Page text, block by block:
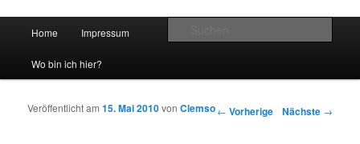
vidgames.de
Zum Inhalt wechseln
Zum sekundären Inhalt wechseln
Home Impressum
Wo bin ich hier?
Artikelnavigation
← Vorherige Nächste →
Veröffentlicht am15. Mai 2010vonClemso